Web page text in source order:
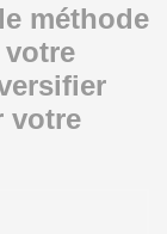
méthode
votre